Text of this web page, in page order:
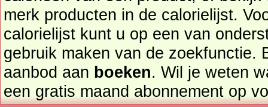
merk producten in de calorielijst.
calorielijst kunt u op een van
gebruik maken van de zoekfunctie.
aanbod aan boeken. Wil je weten
een gratis maand abonnement op